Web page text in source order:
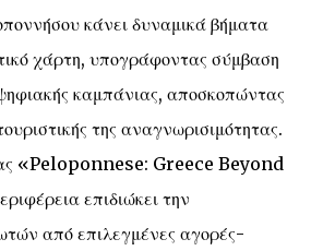
κάνει δυναμικά βήματα
χάρτη, υπογράφοντας σύμβαση
καμπάνιας, αποσκοπώντας
της αναγνωρισιμότητας.
«Peloponnese: Greece Beyond
επιδιώκει την
από επιλεγμένες αγορές-